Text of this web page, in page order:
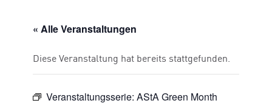
« Alle Veranstaltungen
Diese Veranstaltung hat bereits stattgefunden.
Veranstaltungsserie: AStA Green Month